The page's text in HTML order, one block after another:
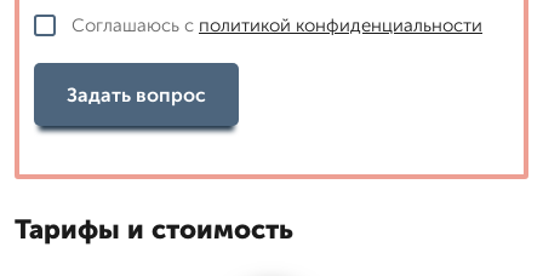
Соглашаюсь с политикой конфиденциальности
Задать вопрос
Тарифы и стоимость